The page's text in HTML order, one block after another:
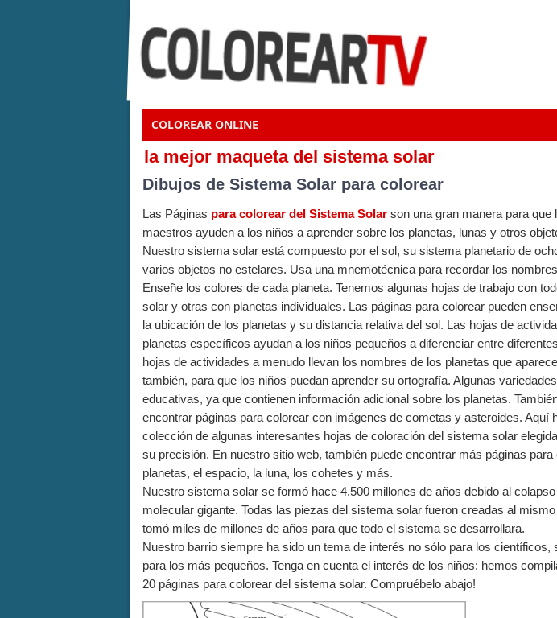
COLOREAR ONLINE
la mejor maqueta del sistema solar
Dibujos de Sistema Solar para colorear
Las Páginas para colorear del Sistema Solar son una gran manera para que
maestros ayuden a los niños a aprender sobre los planetas, lunas y otros
Nuestro sistema solar está compuesto por el sol, su sistema planetario de
varios objetos no estelares. Usa una mnemotécnica para recordar los
Enseñe los colores de cada planeta. Tenemos algunas hojas de trabajo con
solar y otras con planetas individuales. Las páginas para colorear pueden
la ubicación de los planetas y su distancia relativa del sol. Las hojas de
planetas específicos ayudan a los niños pequeños a diferenciar entre
hojas de actividades a menudo llevan los nombres de los planetas que
también, para que los niños puedan aprender su ortografía. Algunas
educativas, ya que contienen información adicional sobre los planetas.
encontrar páginas para colorear con imágenes de cometas y asteroides. Aquí
colección de algunas interesantes hojas de coloración del sistema solar
su precisión. En nuestro sitio web, también puede encontrar más páginas para
planetas, el espacio, la luna, los cohetes y más.
Nuestro sistema solar se formó hace 4.500 millones de años debido al
molecular gigante. Todas las piezas del sistema solar fueron creadas al
tomó miles de millones de años para que todo el sistema se desarrollara.
Nuestro barrio siempre ha sido un tema de interés no sólo para los científicos,
para los más pequeños. Tenga en cuenta el interés de los niños; hemos
20 páginas para colorear del sistema solar. Compruébelo abajo!